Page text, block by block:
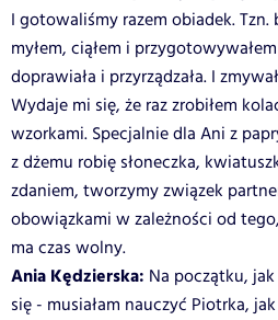
I gotowaliśmy razem obiadek. Tzn.
myłem, ciąłem i
doprawiała i przyrządzała. I
Wydaje mi się, że raz zrobiłem
wzorkami. Specjalnie dla Ani z
z dżemu robię słoneczka,
zdaniem, tworzymy związek
obowiązkami w zależności od
ma czas wolny.
Ania Kędzierska: Na początku,
się - musiałam nauczyć Piotrka,